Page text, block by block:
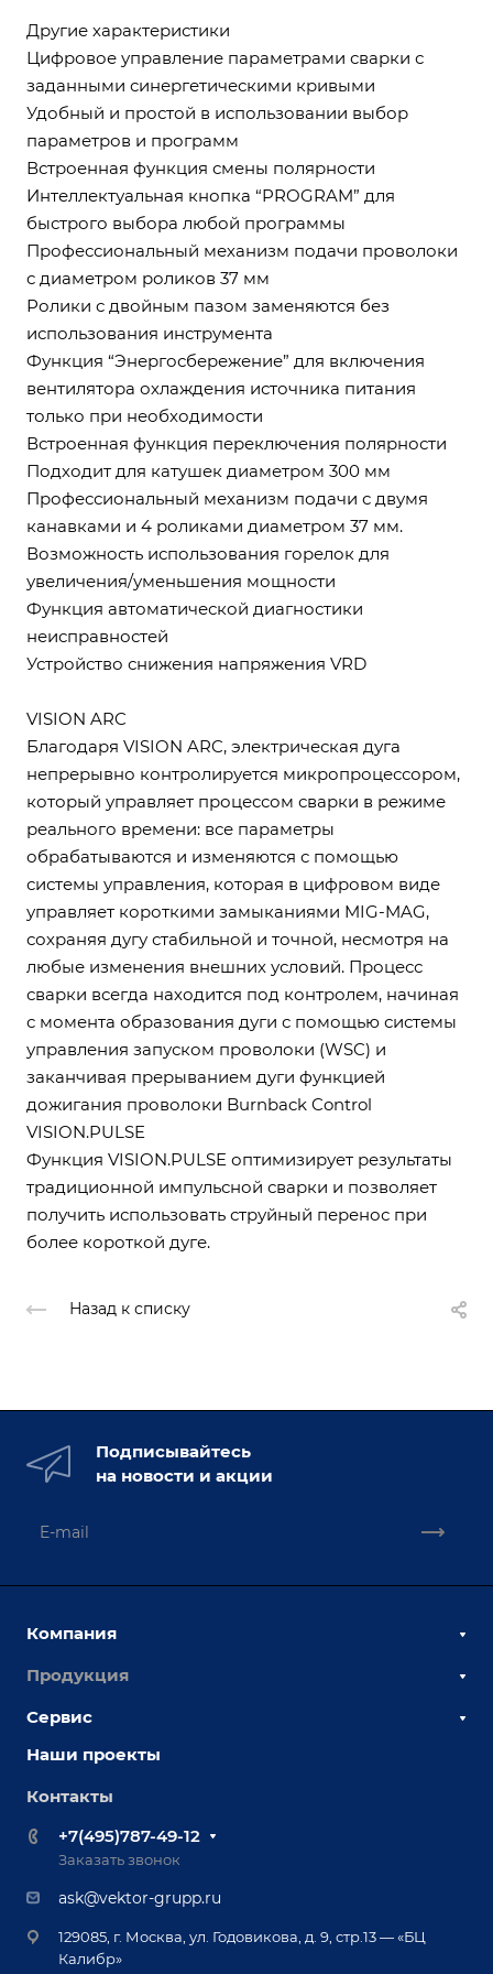
Другие характеристики
Цифровое управление параметрами сварки с
заданными синергетическими кривыми
Удобный и простой в использовании выбор
параметров и программ
Встроенная функция смены полярности
Интеллектуальная кнопка “PROGRAM” для
быстрого выбора любой программы
Профессиональный механизм подачи проволоки
с диаметром роликов 37 мм
Ролики с двойным пазом заменяются без
использования инструмента
Функция “Энергосбережение” для включения
вентилятора охлаждения источника питания
только при необходимости
Встроенная функция переключения полярности
Подходит для катушек диаметром 300 мм
Профессиональный механизм подачи с двумя
канавками и 4 роликами диаметром 37 мм.
Возможность использования горелок для
увеличения/уменьшения мощности
Функция автоматической диагностики
неисправностей
Устройство снижения напряжения VRD
VISION ARC
Благодаря VISION ARC, электрическая дуга
непрерывно контролируется микропроцессором,
который управляет процессом сварки в режиме
реального времени: все параметры
обрабатываются и изменяются с помощью
системы управления, которая в цифровом виде
управляет короткими замыканиями MIG-MAG,
сохраняя дугу стабильной и точной, несмотря на
любые изменения внешних условий. Процесс
сварки всегда находится под контролем, начиная
с момента образования дуги с помощью системы
управления запуском проволоки (WSC) и
заканчивая прерыванием дуги функцией
дожигания проволоки Burnback Control
VISION.PULSE
Функция VISION.PULSE оптимизирует результаты
традиционной импульсной сварки и позволяет
получить использовать струйный перенос при
более короткой дуге.
Назад к списку
Подписывайтесь
на новости и акции
Компания
О компании
Выставки и мероприятия
Вопрос ответ
Реквизиты
Документы
Продукция
Сборочно-сварочные столы
Оснастка для сварочных столов
Оборудование для приварки крепежа
Приварной крепеж
Специализированные решения для сварки
Позиционеры и вращатели
Сервис
Сервисное обслуживание
Обучение
Лизинг
Гарантия
Наши проекты
Контакты
+7(495)787-49-12
Заказать звонок
ask@vektor-grupp.ru
129085, г. Москва, ул. Годовикова, д. 9, стр.13 — «БЦ
Калибр»